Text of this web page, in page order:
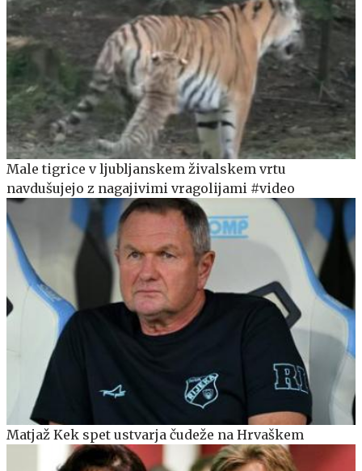
Male tigrice v ljubljanskem živalskem vrtu
navdušujejo z nagajivimi vragolijami #video
Matjaž Kek spet ustvarja čudeže na Hrvaškem